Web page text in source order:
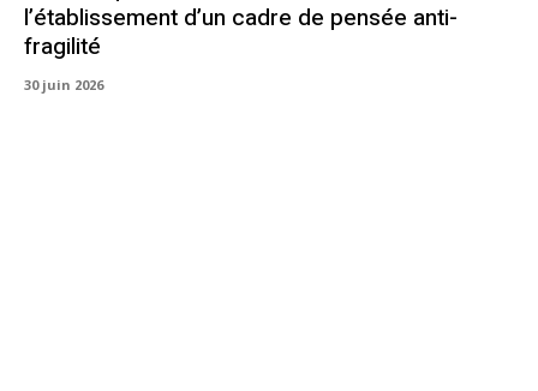
l’établissement d’un cadre de pensée anti-
fragilité
30 juin 2026